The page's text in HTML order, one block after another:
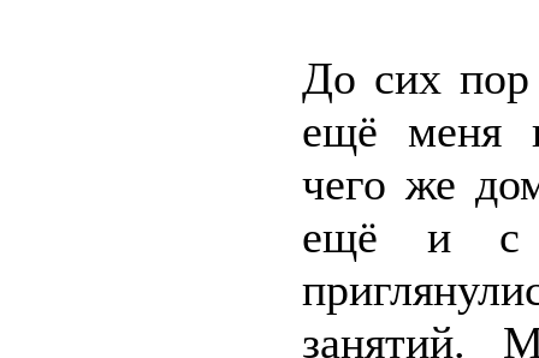
До сих пор
ещё меня
чего же
ещё и с
занятий.